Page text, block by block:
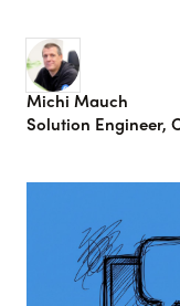
Michi Mauch
Solution Engineer,